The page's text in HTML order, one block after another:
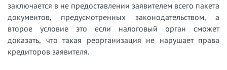
заключается в не предоставлении заявителем всего пакета
документов, предусмотренных законодательством, а
второе условие это если налоговый орган сможет
доказать, что такая реорганизация не нарушает права
кредиторов заявителя.